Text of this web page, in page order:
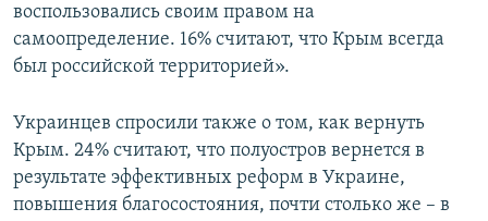
воспользовались своим правом на
самоопределение. 16% считают, что Крым всегда
был российской территорией».
Украинцев спросили также о том, как вернуть
Крым. 24% считают, что полуостров вернется в
результате эффективных реформ в Украине,
повышения благосостояния, почти столько же – в